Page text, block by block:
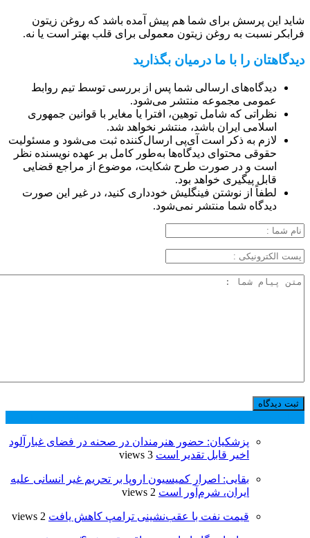
شاید این پرسش برای شما هم پیش آمده باشد که روغن زیتون
فرابکر نسبت به روغن زیتون معمولی برای قلب بهتر است یا نه.
دیدگاهتان را با ما درمیان بگذارید
دیدگاه‌های ارسالی شما پس از بررسی توسط تیم روابط
عمومی مجموعه منتشر می‌شود.
نظراتی که شامل توهین، افترا یا مغایر با قوانین جمهوری
اسلامی ایران باشد، منتشر نخواهد شد.
لازم به ذکر است آی‌پی ارسال‌کننده ثبت می‌شود و مسئولیت
حقوقی محتوای دیدگاه‌ها به‌طور کامل بر عهده نویسنده نظر
است و در صورت طرح شکایت، موضوع از مراجع قضایی
قابل پیگیری خواهد بود.
لطفاً از نوشتن فینگلیش خودداری کنید، در غیر این صورت
دیدگاه شما منتشر نمی‌شود.
پزشکیان: حضور هنرمندان در صحنه در فضای غبارآلود
اخیر قابل تقدیر است 3 views
بقایی: اصرار کمیسیون اروپا بر تحریم غیر انسانی علیه
ایران، شرم‌آور است 2 views
قیمت نفت با عقب‌نشینی ترامپ کاهش یافت 2 views